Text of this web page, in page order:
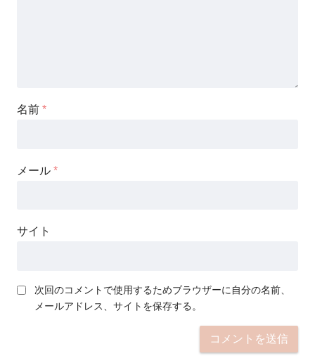
名前 *
メール *
サイト
次回のコメントで使用するためブラウザーに自分の名前、
メールアドレス、サイトを保存する。